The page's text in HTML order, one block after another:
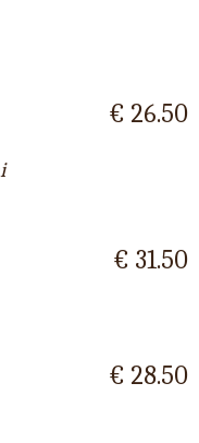
€ 26.50
€ 31.50
€ 28.50